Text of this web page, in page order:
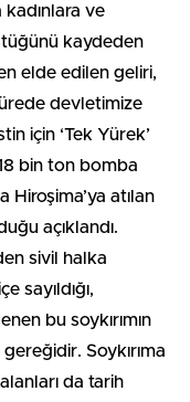
kadınlara ve
kaydeden
elde edilen geliri,
devletimize
için ‘Tek Yürek’
bin ton bomba
Hiroşima’ya atılan
açıklandı.
sivil halka
sayıldığı,
bu soykırımın
Soykırıma
da tarih